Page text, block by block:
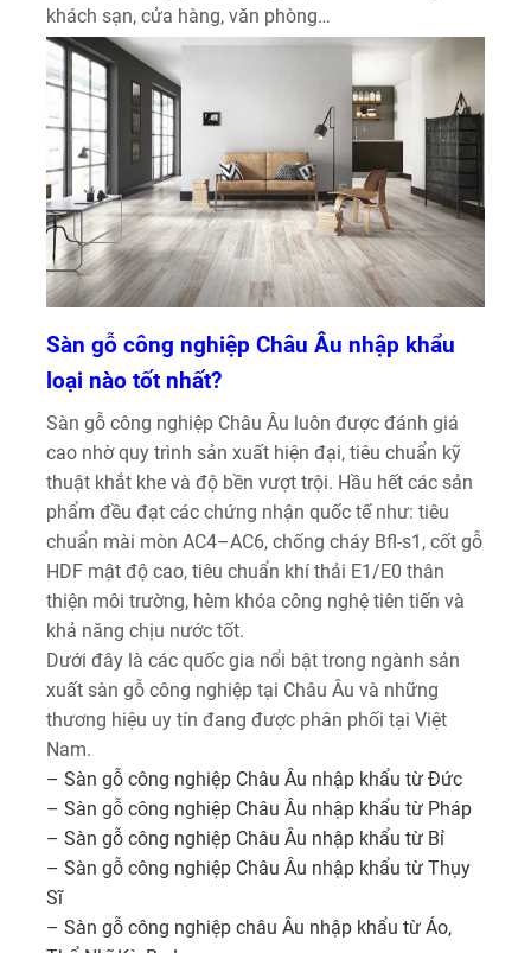
khách sạn, cửa hàng, văn phòng…
Sàn gỗ công nghiệp Châu Âu nhập khẩu
loại nào tốt nhất?
Sàn gỗ công nghiệp Châu Âu luôn được đánh giá
cao nhờ quy trình sản xuất hiện đại, tiêu chuẩn kỹ
thuật khắt khe và độ bền vượt trội. Hầu hết các sản
phẩm đều đạt các chứng nhận quốc tế như: tiêu
chuẩn mài mòn AC4–AC6, chống cháy Bfl-s1, cốt gỗ
HDF mật độ cao, tiêu chuẩn khí thải E1/E0 thân
thiện môi trường, hèm khóa công nghệ tiên tiến và
khả năng chịu nước tốt.
Dưới đây là các quốc gia nổi bật trong ngành sản
xuất sàn gỗ công nghiệp tại Châu Âu và những
thương hiệu uy tín đang được phân phối tại Việt
Nam.
– Sàn gỗ công nghiệp Châu Âu nhập khẩu từ Đức
– Sàn gỗ công nghiệp Châu Âu nhập khẩu từ Pháp
– Sàn gỗ công nghiệp Châu Âu nhập khẩu từ Bỉ
– Sàn gỗ công nghiệp Châu Âu nhập khẩu từ Thụy
Sĩ
– Sàn gỗ công nghiệp châu Âu nhập khẩu từ Áo,